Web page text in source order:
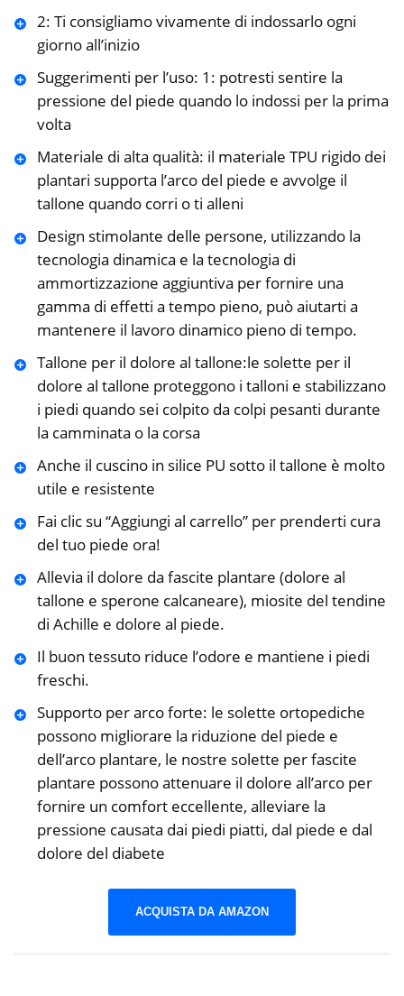
2: Ti consigliamo vivamente di indossarlo ogni
giorno all’inizio
Suggerimenti per l’uso: 1: potresti sentire la
pressione del piede quando lo indossi per la prima
volta
Materiale di alta qualità: il materiale TPU rigido dei
plantari supporta l’arco del piede e avvolge il
tallone quando corri o ti alleni
Design stimolante delle persone, utilizzando la
tecnologia dinamica e la tecnologia di
ammortizzazione aggiuntiva per fornire una
gamma di effetti a tempo pieno, può aiutarti a
mantenere il lavoro dinamico pieno di tempo.
Tallone per il dolore al tallone:le solette per il
dolore al tallone proteggono i talloni e stabilizzano
i piedi quando sei colpito da colpi pesanti durante
la camminata o la corsa
Anche il cuscino in silice PU sotto il tallone è molto
utile e resistente
Fai clic su “Aggiungi al carrello” per prenderti cura
del tuo piede ora!
Allevia il dolore da fascite plantare (dolore al
tallone e sperone calcaneare), miosite del tendine
di Achille e dolore al piede.
Il buon tessuto riduce l’odore e mantiene i piedi
freschi.
Supporto per arco forte: le solette ortopediche
possono migliorare la riduzione del piede e
dell’arco plantare, le nostre solette per fascite
plantare possono attenuare il dolore all’arco per
fornire un comfort eccellente, alleviare la
pressione causata dai piedi piatti, dal piede e dal
dolore del diabete
ACQUISTA DA AMAZON